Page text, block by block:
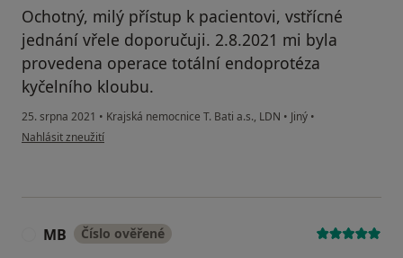
Ochotný, milý přístup k pacientovi, vstřícné
jednání vřele doporučuji. 2.8.2021 mi byla
provedena operace totální endoprotéza
kyčelního kloubu.
25. srpna 2021 • Krajská nemocnice T. Bati a.s., LDN • Jiný •
podle názoru uživatele Dušan Šenkeřík
Nahlásit zneužití
MB Číslo ověřené